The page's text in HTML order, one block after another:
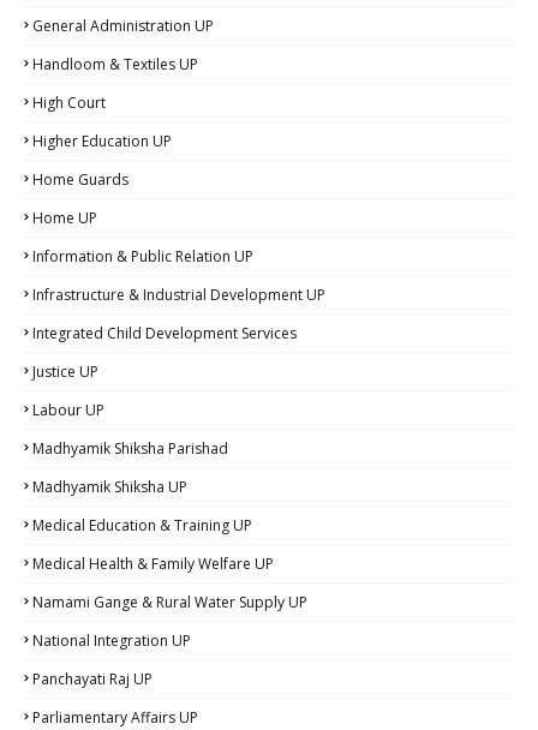
General Administration UP
Handloom & Textiles UP
High Court
Higher Education UP
Home Guards
Home UP
Information & Public Relation UP
Infrastructure & Industrial Development UP
Integrated Child Development Services
Justice UP
Labour UP
Madhyamik Shiksha Parishad
Madhyamik Shiksha UP
Medical Education & Training UP
Medical Health & Family Welfare UP
Namami Gange & Rural Water Supply UP
National Integration UP
Panchayati Raj UP
Parliamentary Affairs UP